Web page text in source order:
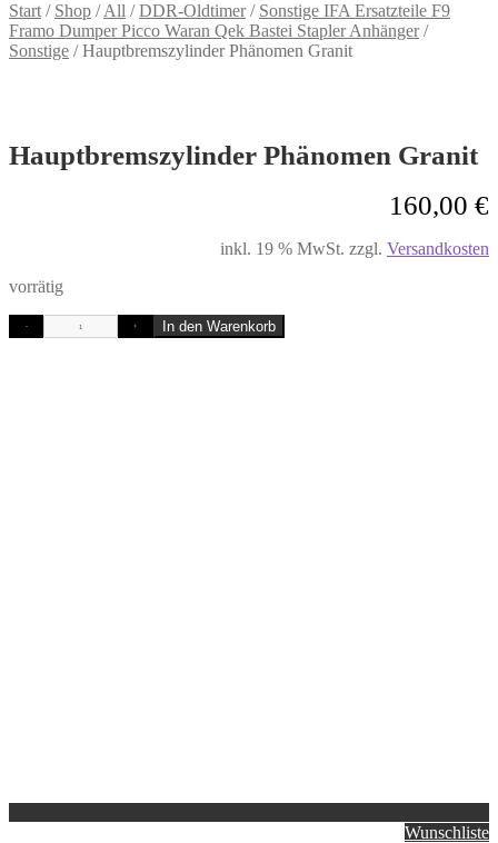
Start / Shop /All /DDR-Oldtimer/ Sonstige IFA Ersatzteile F9
Framo Dumper Picco Waran Qek Bastei Stapler Anhänger/
Sonstige /Hauptbremszylinder Phänomen Granit
Hauptbremszylinder Phänomen Granit
160,00 €
inkl. 19 % MwSt. zzgl. Versandkosten
vorrätig
- + In den Warenkorb
Wunschliste